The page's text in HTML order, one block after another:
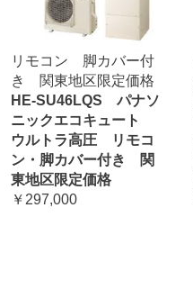
リモコン 脚カバー付
き 関東地区限定価格
HE-SU46LQS パナソ
ニックエコキュート
ウルトラ高圧 リモコ
ン・脚カバー付き 関
東地区限定価格
￥297,000